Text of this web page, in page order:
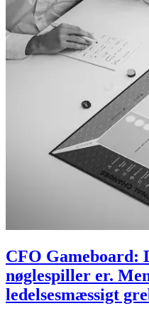
CFO Gameboard:
nøglespiller er.
ledelsesmæssigt